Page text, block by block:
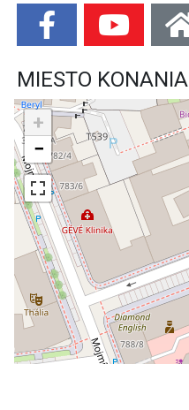
MIESTO KONANIA
+
−